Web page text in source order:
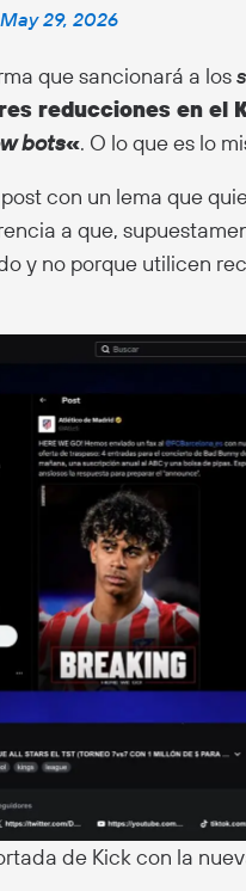
May 29, 2026
que sancionará a los
reducciones en el
bots«. O lo que es lo
con un lema que
a que,
y no porque utilicen
de Kick con la